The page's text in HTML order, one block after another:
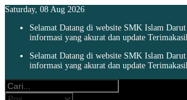
Saturday, 08 Aug 2026
Selamat Datang di website SMK Islam
informasi yang akurat dan update
Selamat Datang di website SMK Islam
informasi yang akurat dan update